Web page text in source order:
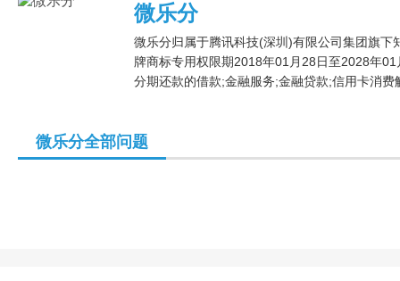
微乐分
微乐分归属于腾讯科技(深圳)有限公司集团旗
牌商标专用权限期2018年01月28日至2028年
分期还款的借款;金融服务;金融贷款;信用卡消
微乐分全部问题